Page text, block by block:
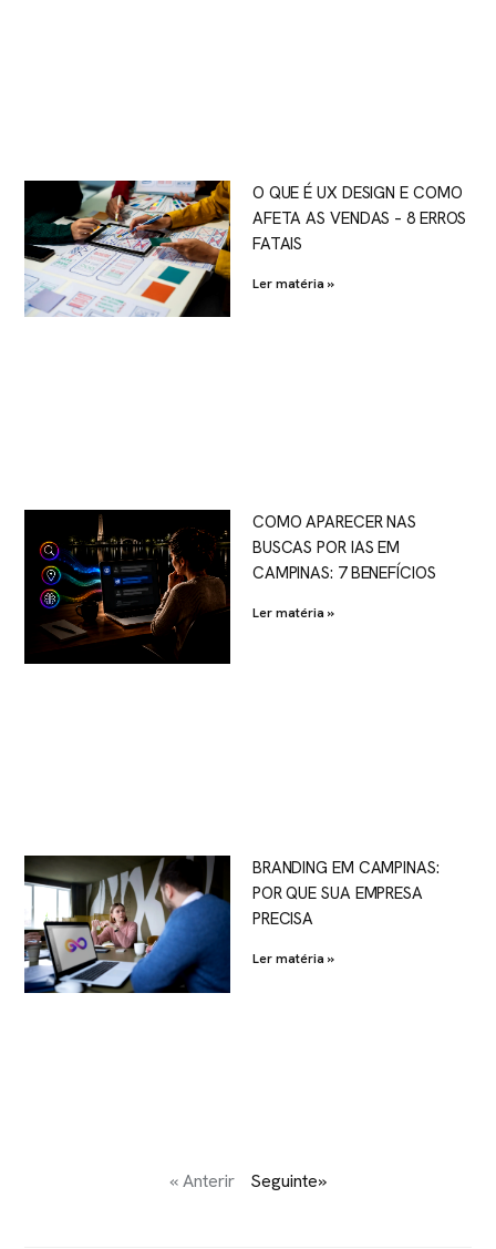
O QUE É UX DESIGN E COMO
AFETA AS VENDAS – 8 ERROS
FATAIS
Ler matéria »
COMO APARECER NAS
BUSCAS POR IAS EM
CAMPINAS: 7 BENEFÍCIOS
Ler matéria »
BRANDING EM CAMPINAS:
POR QUE SUA EMPRESA
PRECISA
Ler matéria »
« Anterir Seguinte»